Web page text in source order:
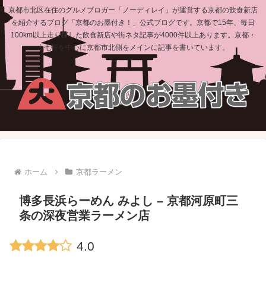
京都市北区在住のグルメブロガー「ノーディレイ」が運営する京都の飲食新店
を紹介するブログ「京都のお墨付き！」公式ブログです。京都で15年、毎日
100km以上走り探した飲食新店や街ネタ記事が4000件以上あります。京都・
上七軒を中心に京都市北側をメインに記事を書いています。
ホーム 京都ラーメン
博多長浜らーめん みよし – 京都河原町三
条の深夜営業ラーメン店
4.0